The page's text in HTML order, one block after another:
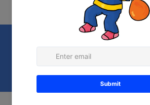
kinderen helpen